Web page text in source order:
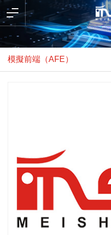
模擬前端（AFE）